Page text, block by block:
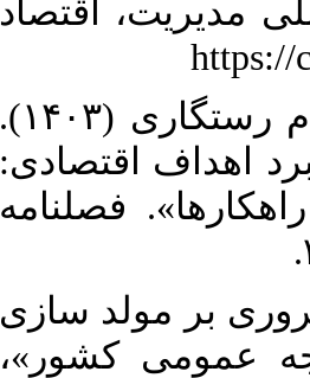
مدیریت، اقتصاد
8. درکی، الهام؛ مخترع، آیدا و بهنام رستگاری (۱۴۰۳).
اهداف اقتصادی:
فصلنامه
(1401). «مروری بر مولد سازی
عمومی کشور»،